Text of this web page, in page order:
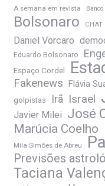
A semana em revista
Bolsonaro CHAT
Daniel Vorcaro
Eduardo Bolsonaro
Espaço Cordel
Fakenews Flávia
golpistas Irã Israel
Javier Milei José
Marúcia Coelho
Mila Simões de Abreu
Previsões
Taciana